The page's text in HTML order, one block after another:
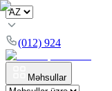
(012) 924
Məhsullar